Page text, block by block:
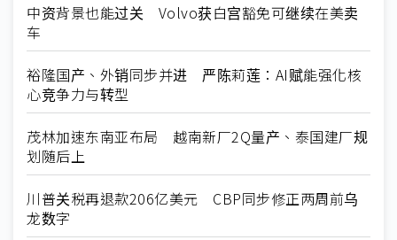
中资背景也能过关 Volvo获白宫豁免可继续在美卖
车
裕隆国产、外销同步并进 严陈莉莲：AI赋能强化核
心竞争力与转型
茂林加速东南亚布局 越南新厂2Q量产、泰国建厂规
划随后上
川普关税再退款206亿美元 CBP同步修正两周前乌
龙数字